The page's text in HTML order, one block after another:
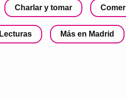
Charlar y tomar Comer
Lecturas Más en Madrid